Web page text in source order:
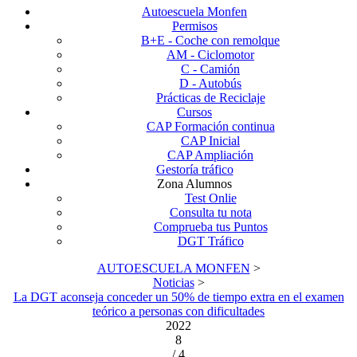
Autoescuela Monfen
Permisos
B+E - Coche con remolque
AM - Ciclomotor
C - Camión
D - Autobús
Prácticas de Reciclaje
Cursos
CAP Formación continua
CAP Inicial
CAP Ampliación
Gestoría tráfico
Zona Alumnos
Test Onlie
Consulta tu nota
Comprueba tus Puntos
DGT Tráfico
AUTOESCUELA MONFEN >
Noticias>
La DGT aconseja conceder un 50% de tiempo extra en el examen
teórico a personas con dificultades
2022
8
/ 4